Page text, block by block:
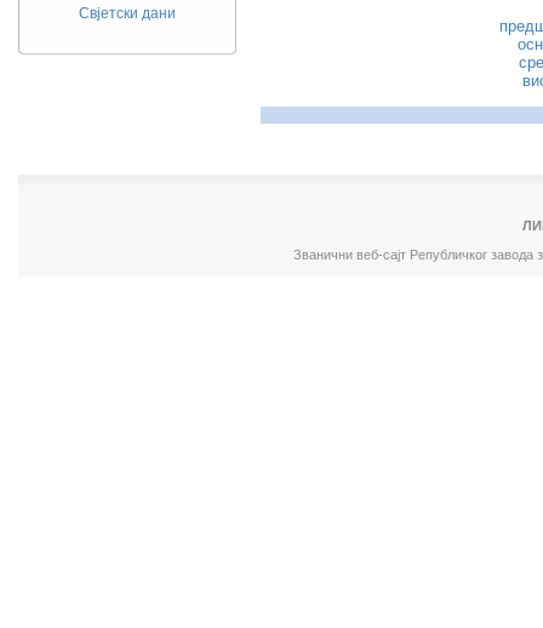
Свјетски дани
Званични веб-сајт Републичког